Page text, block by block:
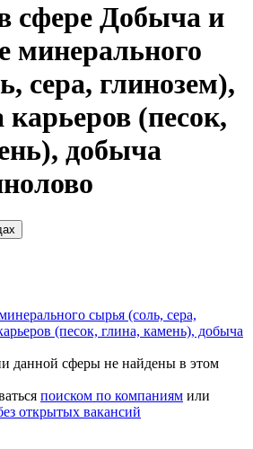
сфере Добыча и
минерального
сера, глинозем),
карьеров (песок,
добыча
сырья (соль, сера,
(песок, глина, камень), добыча
данной сферы не найдены в этом
поиском по компаниям или
открытых вакансий